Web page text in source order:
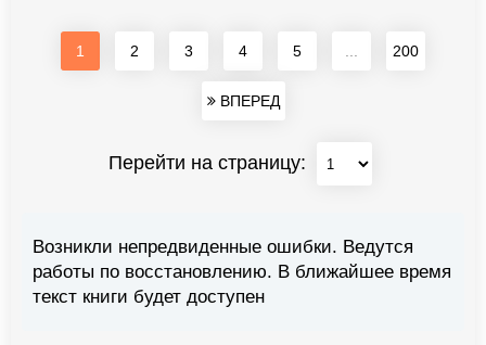
1 2 3 4 5 ... 200
ВПЕРЕД
Перейти на страницу:
Возникли непредвиденные ошибки. Ведутся
работы по восстановлению. В ближайшее время
текст книги будет доступен